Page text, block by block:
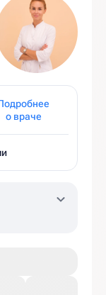
о враче